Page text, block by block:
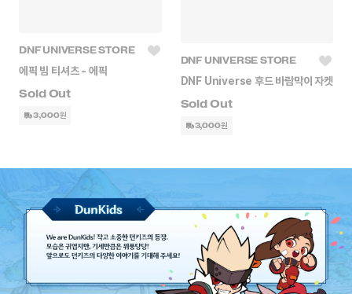
DNF UNIVERSE STORE
에픽 빔 티셔츠 - 에픽
3,000원
DNF UNIVERSE STORE
DNF Universe 후드 바람막이 자켓
3,000원